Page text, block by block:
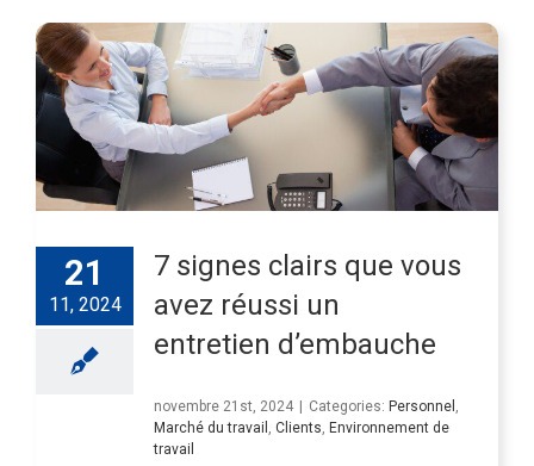
21
11, 2024
7 signes clairs que vous
avez réussi un
entretien d’embauche
novembre 21st, 2024 Categories: Personnel ,
Marché du travail , Clients, Environnement de
travail